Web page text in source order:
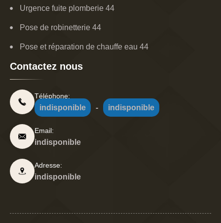
Urgence fuite plomberie 44
Pose de robinetterie 44
Pose et réparation de chauffe eau 44
Contactez nous
Téléphone:
indisponible - indisponible
Email:
indisponible
Adresse:
indisponible